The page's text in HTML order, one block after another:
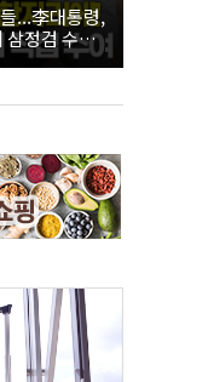
...李대통령,
삼정검 수치
삼정검 수치